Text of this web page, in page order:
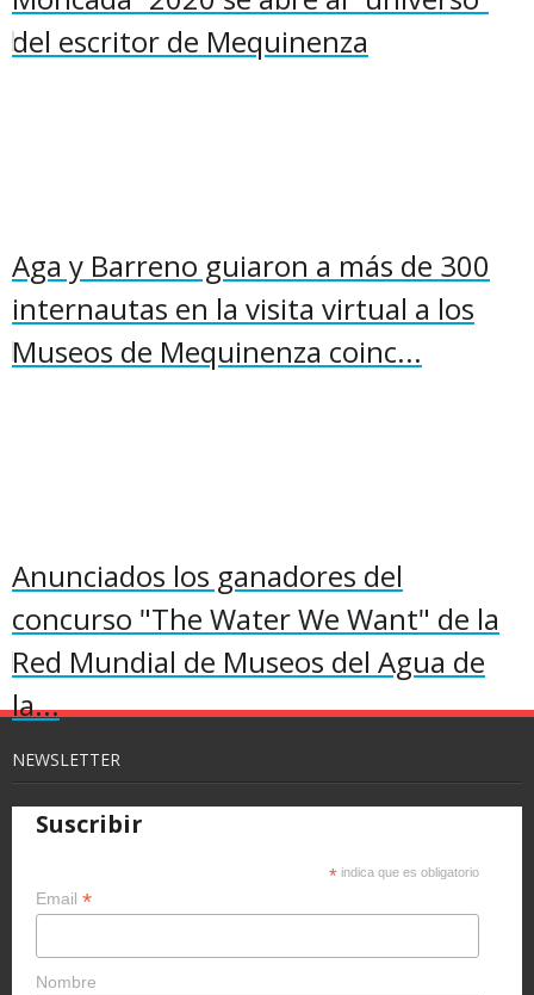
del escritor de Mequinenza
Aga y Barreno guiaron a más de 300
internautas en la visita virtual a los
Museos de Mequinenza coinc...
Anunciados los ganadores del
concurso "The Water We Want" de la
Red Mundial de Museos del Agua de
la...
NEWSLETTER
Suscribir
* indica que es obligatorio
Email *
Nombre